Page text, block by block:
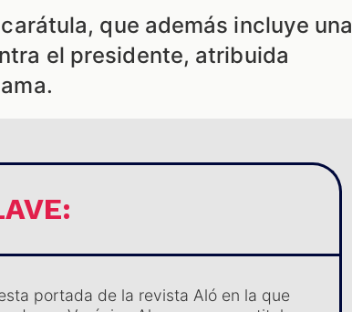
que además incluye una
el presidente, atribuida
portada de la revista Aló en la que